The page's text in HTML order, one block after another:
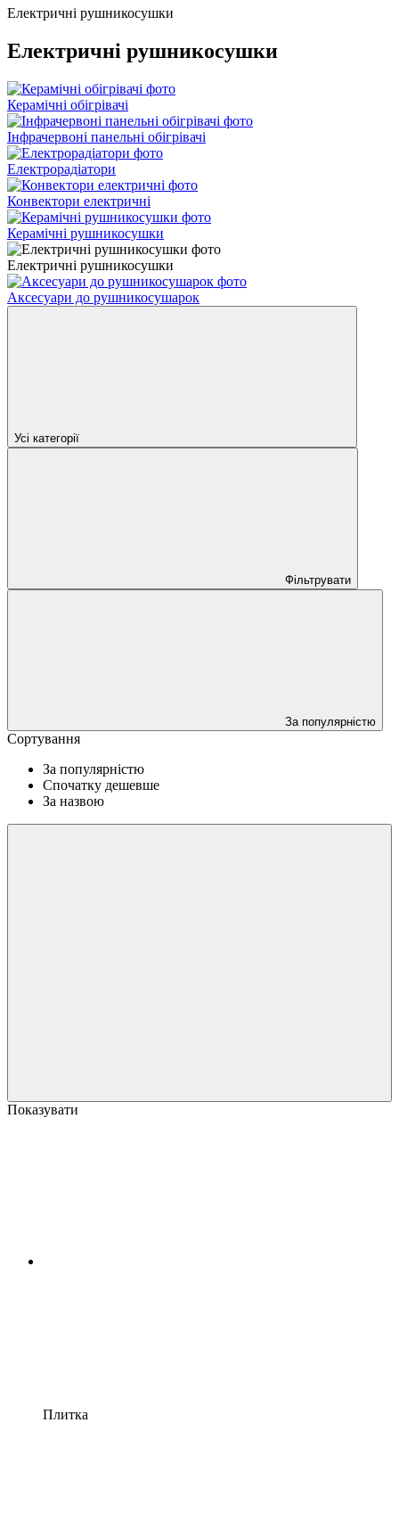
Електричні рушникосушки
Електричні рушникосушки
Керамічні обігрівачі
Інфрачервоні панельні обігрівачі
Електрорадіатори
Конвектори електричні
Керамічні рушникосушки
Електричні рушникосушки
Аксесуари до рушникосушарок
Усі категорії
Фільтрувати
За популярністю
Сортування
За популярністю
Спочатку дешевше
За назвою
Показувати
Плитка